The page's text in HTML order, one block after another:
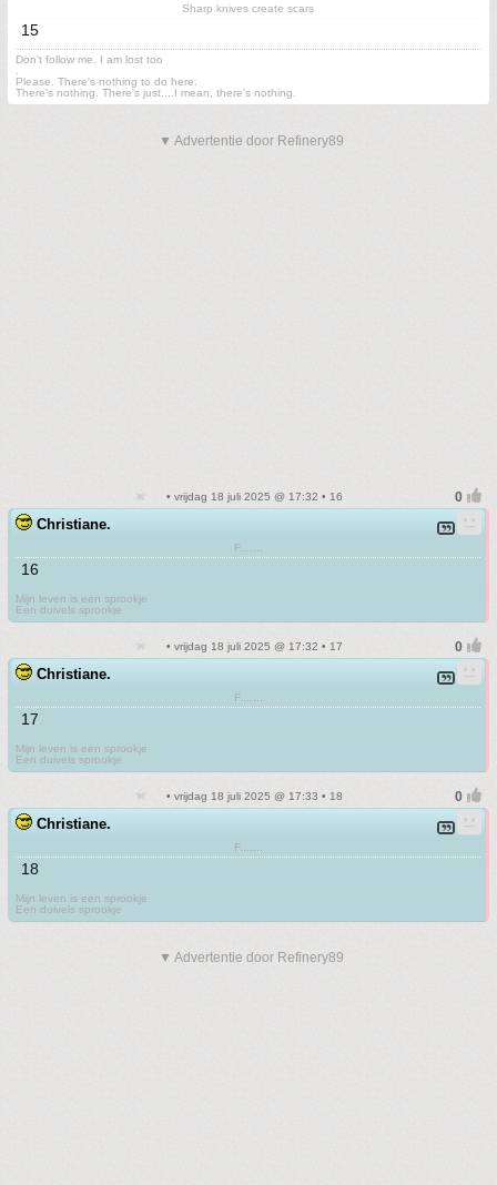
Sharp knives create scars
15
Don't follow me. I am lost too
Please. There's nothing to do here.
There's nothing. There's just....I mean, there's nothing.
▼ Advertentie door Refinery89
• vrijdag 18 juli 2025 @ 17:32 • 16
Christiane.
F.......
16
Mijn leven is een sprookje
Een duivels sprookje
• vrijdag 18 juli 2025 @ 17:32 • 17
Christiane.
F.......
17
Mijn leven is een sprookje
Een duivels sprookje
• vrijdag 18 juli 2025 @ 17:33 • 18
Christiane.
F.......
18
Mijn leven is een sprookje
Een duivels sprookje
▼ Advertentie door Refinery89